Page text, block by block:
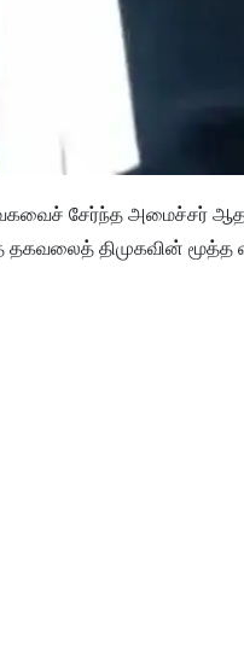
சேர்ந்த அமைச்சர்
தகவலைத் திமுகவின் மூத்த